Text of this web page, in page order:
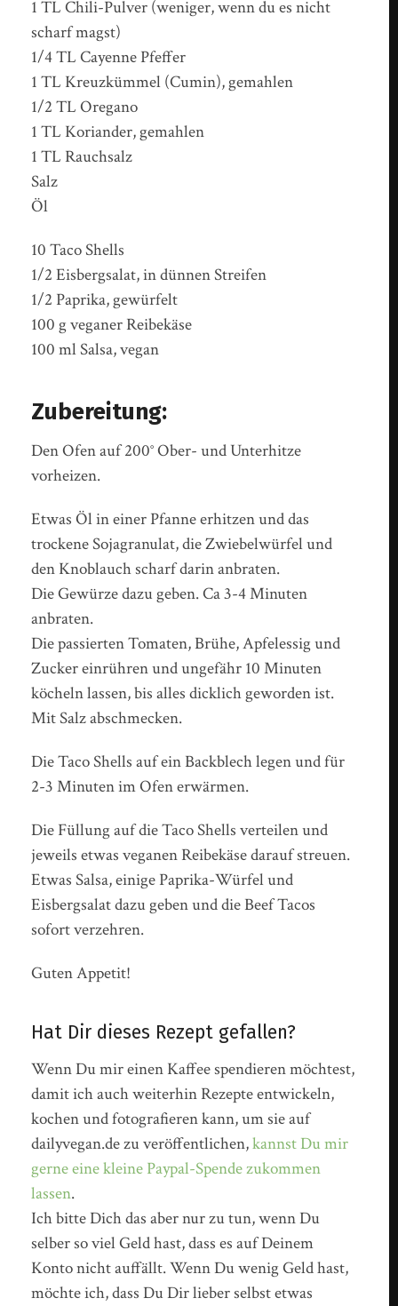
1 TL Chili-Pulver (weniger, wenn du es nicht
scharf magst)
1/4 TL Cayenne Pfeffer
1 TL Kreuzkümmel (Cumin), gemahlen
1/2 TL Oregano
1 TL Koriander, gemahlen
1 TL Rauchsalz
Salz
Öl
10 Taco Shells
1/2 Eisbergsalat, in dünnen Streifen
1/2 Paprika, gewürfelt
100 g veganer Reibekäse
100 ml Salsa, vegan
Zubereitung:
Den Ofen auf 200° Ober- und Unterhitze
vorheizen.
Etwas Öl in einer Pfanne erhitzen und das
trockene Sojagranulat, die Zwiebelwürfel und
den Knoblauch scharf darin anbraten.
Die Gewürze dazu geben. Ca 3-4 Minuten
anbraten.
Die passierten Tomaten, Brühe, Apfelessig und
Zucker einrühren und ungefähr 10 Minuten
köcheln lassen, bis alles dicklich geworden ist.
Mit Salz abschmecken.
Die Taco Shells auf ein Backblech legen und für
2-3 Minuten im Ofen erwärmen.
Die Füllung auf die Taco Shells verteilen und
jeweils etwas veganen Reibekäse darauf streuen.
Etwas Salsa, einige Paprika-Würfel und
Eisbergsalat dazu geben und die Beef Tacos
sofort verzehren.
Guten Appetit!
Hat Dir dieses Rezept gefallen?
Wenn Du mir einen Kaffee spendieren möchtest,
damit ich auch weiterhin Rezepte entwickeln,
kochen und fotografieren kann, um sie auf
dailyvegan.de zu veröffentlichen,kannst Du mir
gerne eine kleine Paypal-Spende zukommen
lassen.
Ich bitte Dich das aber nur zu tun, wenn Du
selber so viel Geld hast, dass es auf Deinem
Konto nicht auffällt. Wenn Du wenig Geld hast,
möchte ich, dass Du Dir lieber selbst etwas